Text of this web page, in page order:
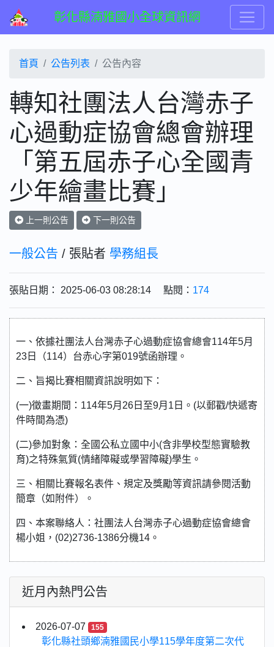
彰化縣湳雅國小全球資訊網
首頁 公告列表 公告內容
轉知社團法人台灣赤子
心過動症協會總會辦理
「第五屆赤子心全國青
少年繪畫比賽」
上一則公告 下一則公告
一般公告 / 張貼者 學務組長
張貼日期： 2025-06-03 08:28:14 點閱： 174
一、依據社團法人台灣赤子心過動症協會總會114年5月
23日（114）台赤心字第019號函辦理。
二、旨揭比賽相關資訊說明如下：
(一)徵畫期間：114年5月26日至9月1日。(以郵戳/快遞寄
件時間為憑)
(二)參加對象：全國公私立國中小(含非學校型態實驗教
育)之特殊氣質(情緒障礙或學習障礙)學生。
三、相關比賽報名表件、規定及獎勵等資訊請參閱活動
簡章（如附件）。
四、本案聯絡人：社團法人台灣赤子心過動症協會總會
楊小姐，(02)2736-1386分機14。
近月內熱門公告
2026-07-07 155
彰化縣社頭鄉湳雅國民小學115學年度第二次代